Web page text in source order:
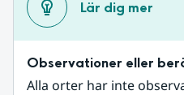
Lär dig mer
Observationer eller
Alla orter har inte